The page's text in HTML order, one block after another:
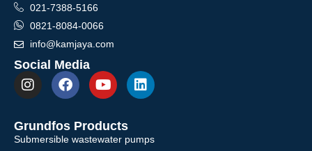
021-7388-5166
0821-8084-0066
info@kamjaya.com
Social Media
Grundfos Products
Submersible wastewater pumps